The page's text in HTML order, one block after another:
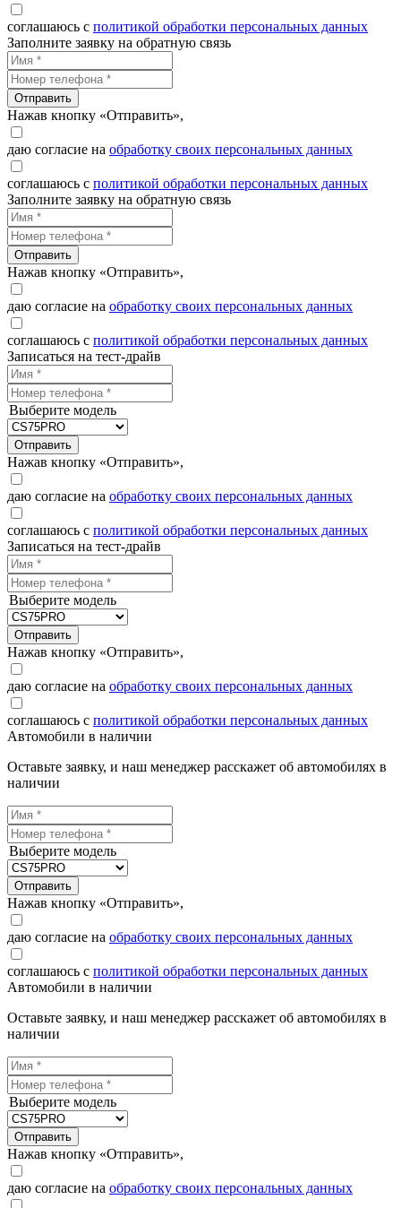
соглашаюсь с политикой обработки персональных данных
Заполните заявку на обратную связь
Отправить
Нажав кнопку «Отправить»,
даю согласие на обработку своих персональных данных
соглашаюсь с политикой обработки персональных данных
Заполните заявку на обратную связь
Отправить
Нажав кнопку «Отправить»,
даю согласие на обработку своих персональных данных
соглашаюсь с политикой обработки персональных данных
Записаться на тест-драйв
Выберите модель
Отправить
Нажав кнопку «Отправить»,
даю согласие на обработку своих персональных данных
соглашаюсь с политикой обработки персональных данных
Записаться на тест-драйв
Выберите модель
Отправить
Нажав кнопку «Отправить»,
даю согласие на обработку своих персональных данных
соглашаюсь с политикой обработки персональных данных
Автомобили в наличии
Оставьте заявку, и наш менеджер расскажет об автомобилях в
наличии
Выберите модель
Отправить
Нажав кнопку «Отправить»,
даю согласие на обработку своих персональных данных
соглашаюсь с политикой обработки персональных данных
Автомобили в наличии
Оставьте заявку, и наш менеджер расскажет об автомобилях в
наличии
Выберите модель
Отправить
Нажав кнопку «Отправить»,
даю согласие на обработку своих персональных данных